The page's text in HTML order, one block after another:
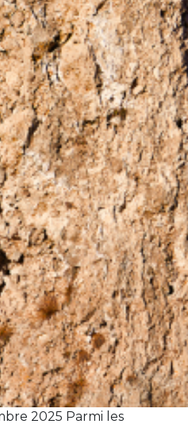
2025 Parmi les